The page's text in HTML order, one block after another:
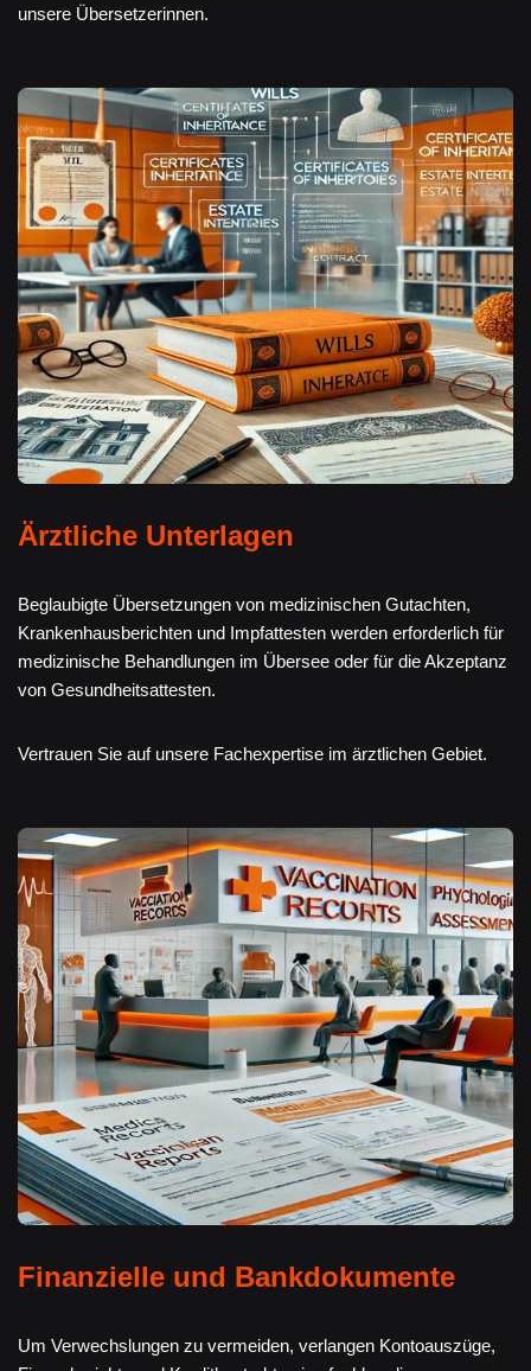
unsere Übersetzerinnen.
Ärztliche Unterlagen
Beglaubigte Übersetzungen von medizinischen Gutachten,
Krankenhausberichten und Impfattesten werden erforderlich für
medizinische Behandlungen im Übersee oder für die Akzeptanz
von Gesundheitsattesten.
Vertrauen Sie auf unsere Fachexpertise im ärztlichen Gebiet.
Finanzielle und Bankdokumente
Um Verwechslungen zu vermeiden, verlangen Kontoauszüge,